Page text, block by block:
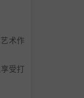
术作
受打